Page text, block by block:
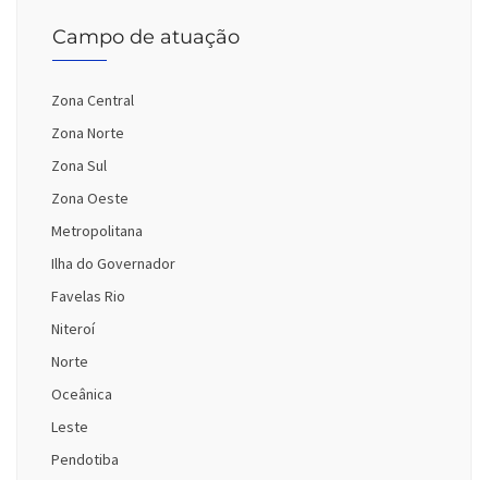
Campo de atuação
Zona Central
Zona Norte
Zona Sul
Zona Oeste
Metropolitana
Ilha do Governador
Favelas Rio
Niteroí
Norte
Oceânica
Leste
Pendotiba